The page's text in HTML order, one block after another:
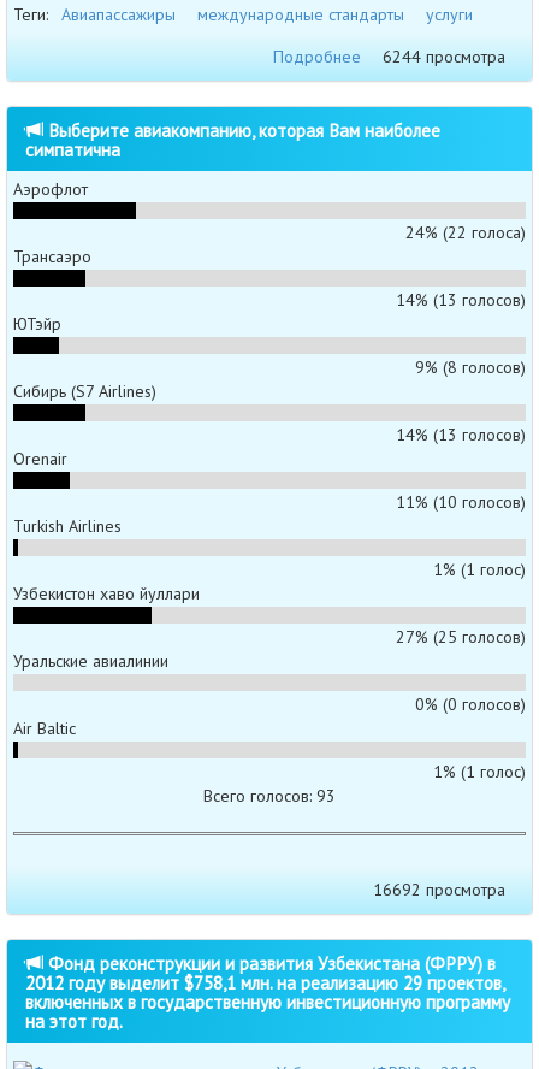
Теги: Авиапассажиры международные стандарты
услуги
Подробнее
6244 просмотра
Выберите авиакомпанию, которая Вам наиболее
симпатична
Аэрофлот
24% (22 голоса)
Трансаэро
14% (13 голосов)
ЮТэйр
9% (8 голосов)
Сибирь (S7 Airlines)
14% (13 голосов)
Orenair
11% (10 голосов)
Turkish Airlines
1% (1 голос)
Узбекистон хаво йуллари
27% (25 голосов)
Уральские авиалинии
0% (0 голосов)
Air Baltic
1% (1 голос)
Всего голосов: 93
16692 просмотра
Фонд реконструкции и развития Узбекистана (ФРРУ) в
2012 году выделит $758,1 млн. на реализацию 29 проектов,
включенных в государственную инвестиционную программу
на этот год.